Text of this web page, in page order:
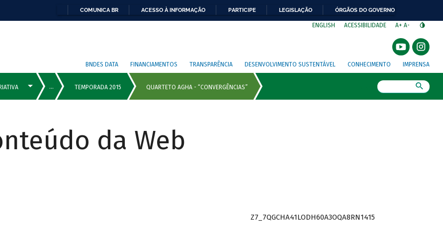
COMUNICA BR ACESSO À INFORMAÇÃO PARTICIPE LEGISLAÇÃO ÓRGÃOS DO GOVERNO
ENGLISH ACESSIBILIDADE A+ A-
BNDES DATA FINANCIAMENTOS TRANSPARÊNCIA DESENVOLVIMENTO SUSTENTÁVEL CONHECIMENTO IMPRENSA
da Web
Z7_7QGCHA41LODH60A3OQA8RN1415